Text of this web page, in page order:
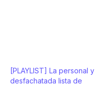
[PLAYLIST] La personal y
desfachatada lista de